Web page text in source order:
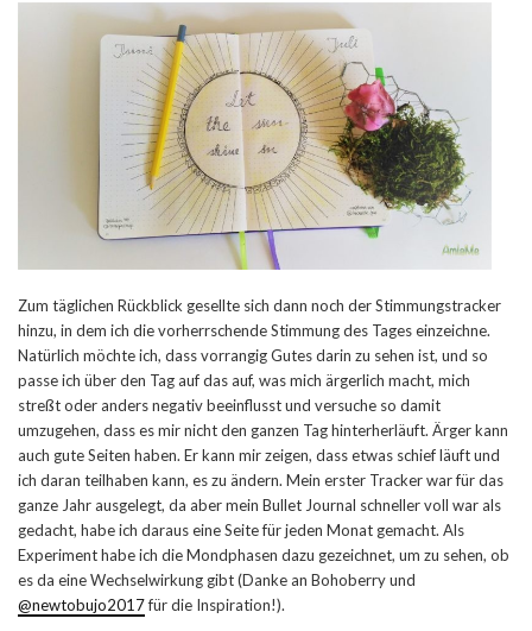
Zum täglichen Rückblick gesellte sich dann noch der Stimmungstracker
hinzu, in dem ich die vorherrschende Stimmung des Tages einzeichne.
Natürlich möchte ich, dass vorrangig Gutes darin zu sehen ist, und so
passe ich über den Tag auf das auf, was mich ärgerlich macht, mich
streßt oder anders negativ beeinflusst und versuche so damit
umzugehen, dass es mir nicht den ganzen Tag hinterherläuft. Ärger kann
auch gute Seiten haben. Er kann mir zeigen, dass etwas schief läuft und
ich daran teilhaben kann, es zu ändern. Mein erster Tracker war für das
ganze Jahr ausgelegt, da aber mein Bullet Journal schneller voll war als
gedacht, habe ich daraus eine Seite für jeden Monat gemacht. Als
Experiment habe ich die Mondphasen dazu gezeichnet, um zu sehen, ob
es da eine Wechselwirkung gibt (Danke an Bohoberry und
@newtobujo2017für die Inspiration!).